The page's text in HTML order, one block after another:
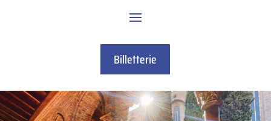
Billetterie